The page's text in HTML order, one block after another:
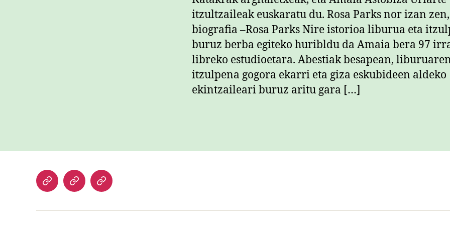
itzultzaileak euskaratu du. Rosa Parks nor izan
biografia –Rosa Parks Nire istorioa liburua eta
buruz berba egiteko huribldu da Amaia bera 97
libreko estudioetara. Abestiak besapean,
itzulpena gogora ekarri eta giza eskubideen aldeko
ekintzaileari buruz aritu gara […]
HasieraKazetariPatxi
CV